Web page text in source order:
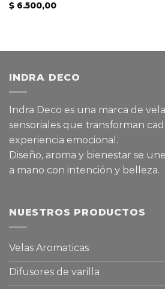
$6.500,00
INDRA DECO
Indra Deco es una marca de
sensoriales que transforman
experiencia emocional.
Diseño, aroma y bienestar se
a mano con intención y belleza.
NUESTROS PRODUCTOS
Velas Aromaticas
Difusores de varilla